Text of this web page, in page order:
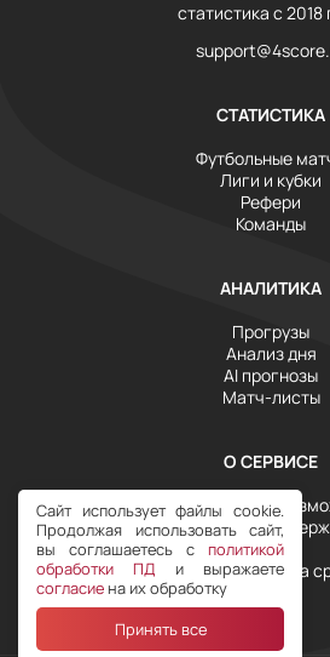
статистика с 2018
СТАТИСТИКА
Футбольные
Лиги и кубки
Рефери
Команды
АНАЛИТИКА
Прогрузы
Анализ дня
AI прогнозы
Матч-листы
О СЕРВИСЕ
Инструменты и
Служба
Тарифы
Условия возврата
Сайт использует файлы cookie.
Продолжая использовать сайт,
вы соглашаетесь с политикой
обработки ПД и выражаете
согласие на их обработку
Принять все